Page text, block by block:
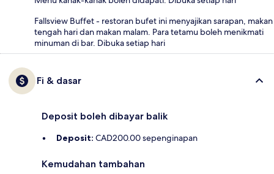
Fallsview Buffet - restoran bufet ini menyajikan sarapan, makan
tengah hari dan makan malam. Para tetamu boleh menikmati
minuman di bar. Dibuka setiap hari
Fi & dasar
Deposit boleh dibayar balik
Deposit: CAD200.00 sepenginapan
Kemudahan tambahan